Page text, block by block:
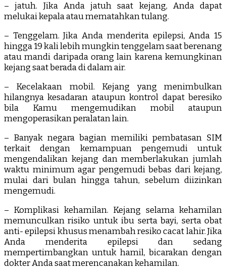
– jatuh. Jika Anda jatuh saat kejang, Anda dapat
melukai kepala atau mematahkan tulang.
– Tenggelam. Jika Anda menderita epilepsi, Anda 15
hingga 19 kali lebih mungkin tenggelam saat berenang
atau mandi daripada orang lain karena kemungkinan
kejang saat berada di dalam air.
– Kecelakaan mobil. Kejang yang menimbulkan
hilangnya kesadaran ataupun kontrol dapat beresiko
bila Kamu mengemudikan mobil ataupun
mengoperasikan peralatan lain.
– Banyak negara bagian memiliki pembatasan SIM
terkait dengan kemampuan pengemudi untuk
mengendalikan kejang dan memberlakukan jumlah
waktu minimum agar pengemudi bebas dari kejang,
mulai dari bulan hingga tahun, sebelum diizinkan
mengemudi.
– Komplikasi kehamilan. Kejang selama kehamilan
memunculkan risiko untuk ibu serta bayi, serta obat
anti- epilepsi khusus menambah resiko cacat lahir. Jika
Anda menderita epilepsi dan sedang
mempertimbangkan untuk hamil, bicarakan dengan
dokter Anda saat merencanakan kehamilan.